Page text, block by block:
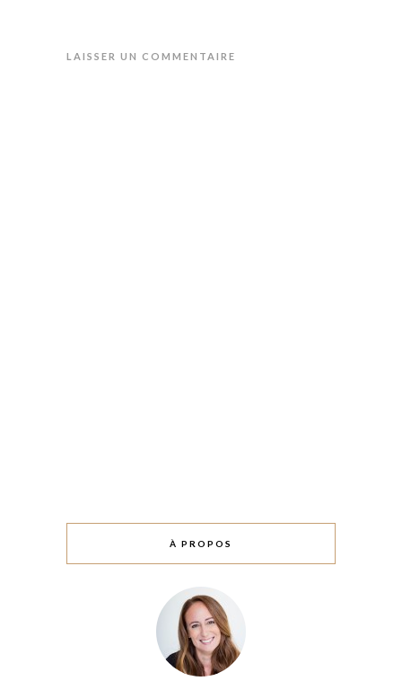
LAISSER UN COMMENTAIRE
À PROPOS